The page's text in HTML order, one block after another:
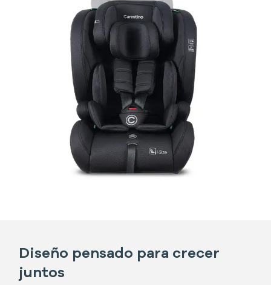
Diseño pensado para crecer
juntos